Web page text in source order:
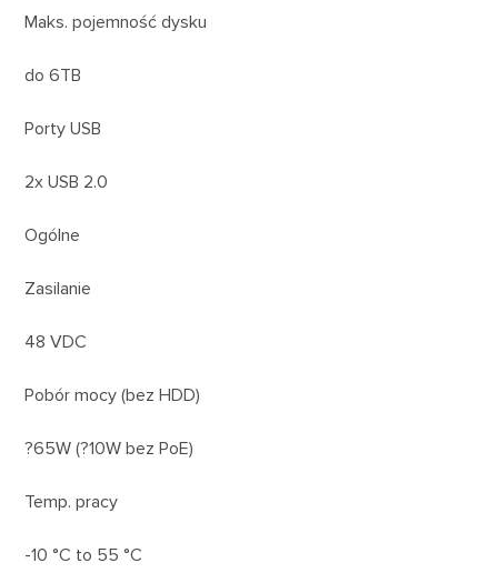
Maks. pojemność dysku
do 6TB
Porty USB
2x USB 2.0
Ogólne
Zasilanie
48 VDC
Pobór mocy (bez HDD)
?65W (?10W bez PoE)
Temp. pracy
-10 °C to 55 °C